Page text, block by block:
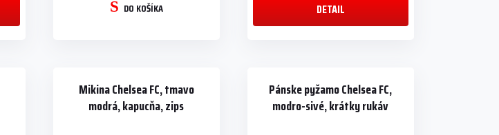
DO KOŠÍKA DETAIL
Mikina Chelsea FC, tmavo
modrá, kapucňa, zips
Pánske pyžamo Chelsea FC,
modro-sivé, krátky rukáv